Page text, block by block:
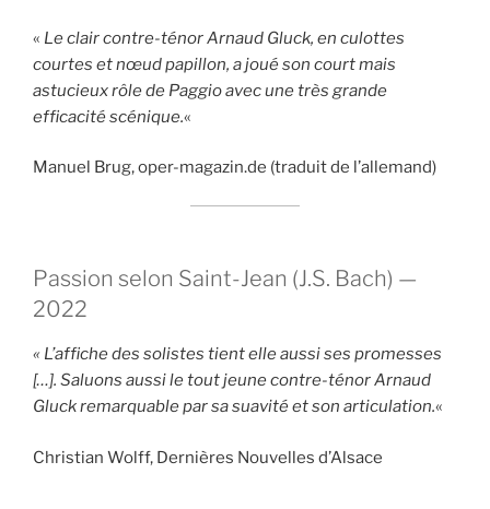
« Le clair contre-ténor Arnaud Gluck, en culottes
courtes et nœud papillon, a joué son court mais
astucieux rôle de Paggio avec une très grande
efficacité scénique.«
Manuel Brug, oper-magazin.de (traduit de l’allemand)
Passion selon Saint-Jean (J.S. Bach) —
2022
« L’affiche des solistes tient elle aussi ses promesses
[…]. Saluons aussi le tout jeune contre-ténor Arnaud
Gluck remarquable par sa suavité et son articulation.«
Christian Wolff, Dernières Nouvelles d’Alsace